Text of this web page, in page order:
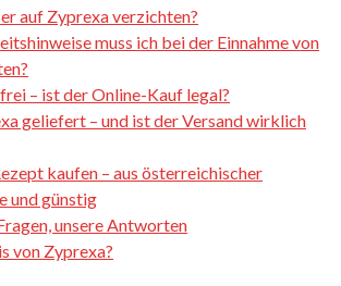
auf Zyprexa verzichten?
muss ich bei der Einnahme von
– ist der Online-Kauf legal?
geliefert – und ist der Versand wirklich
kaufen – aus österreichischer
und günstig
unsere Antworten
von Zyprexa?